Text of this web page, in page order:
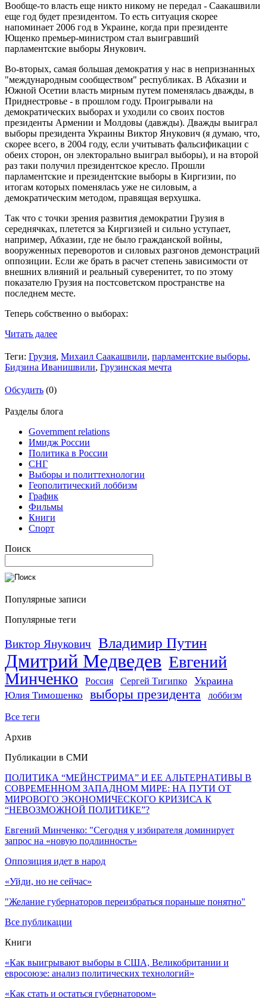
Вообще-то власть еще никто никому не передал - Саакашвили
еще год будет президентом. То есть ситуация скорее
напоминает 2006 год в Украине, когда при президенте
Ющенко премьер-министром стал выигравший
парламентские выборы Янукович.
Во-вторых, самая большая демократия у нас в непризнанных
"международным сообществом" республиках. В Абхазии и
Южной Осетии власть мирным путем поменялась дважды, в
Приднестровье - в прошлом году. Проигрывали на
демократических выборах и уходили со своих постов
президенты Армении и Молдовы (давжды). Дважды выиграл
выборы президента Украины Виктор Янукович (я думаю, что,
скорее всего, в 2004 году, если учитывать фальсификации с
обеих сторон, он электорально выиграл выборы), и на второй
раз таки получил президентское кресло. Прошли
парламентские и президентские выборы в Киргизии, по
итогам которых поменялась уже не силовым, а
демократическим методом, правящая верхушка.
Так что с точки зрения развития демократии Грузия в
середнячках, плетется за Киргизией и сильно уступает,
например, Абхазии, где не было гражданской войны,
вооруженных переворотов и силовых разгонов демонстраций
оппозиции. Если же брать в расчет степень зависимости от
внешних влияний и реальный суверенитет, то по этому
показателю Грузия на постсоветском пространстве на
последнем месте.
Теперь собственно о выборах:
Читать далее
Теги: Грузия, Михаил Саакашвили, парламентские выборы,
Бидзина Иванишвили, Грузинская мечта
Обсудить (0)
Разделы блога
Government relations
Имидж России
Политика в России
СНГ
Выборы и политтехнологии
Геополитический лоббизм
График
Фильмы
Книги
Спорт
Поиск
Популярные записи
Популярные теги
Виктор Янукович Владимир Путин
Дмитрий Медведев Евгений
Минченко
Россия Сергей Тигипко Украина
Юлия Тимошенко выборы президента лоббизм
Все теги
Архив
Публикации в СМИ
ПОЛИТИКА “МЕЙНСТРИМА” И ЕЕ АЛЬТЕРНАТИВЫ В
СОВРЕМЕННОМ ЗАПАДНОМ МИРЕ: НА ПУТИ ОТ
МИРОВОГО ЭКОНОМИЧЕСКОГО КРИЗИСА К
“НЕВОЗМОЖНОЙ ПОЛИТИКЕ”?
Евгений Минченко: "Сегодня у избирателя доминирует
запрос на «новую подлинность»
Оппозиция идет в народ
«Уйди, но не сейчас»
"Желание губернаторов переизбраться пораньше понятно"
Все публикации
Книги
«Как выигрывают выборы в США, Великобритании и
евросоюзе: анализ политических технологий»
«Как стать и остаться губернатором»